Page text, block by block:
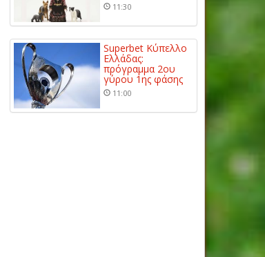
11:30
Superbet Κύπελλο
Ελλάδας:
πρόγραμμα 2ου
γύρου 1ης φάσης
11:00